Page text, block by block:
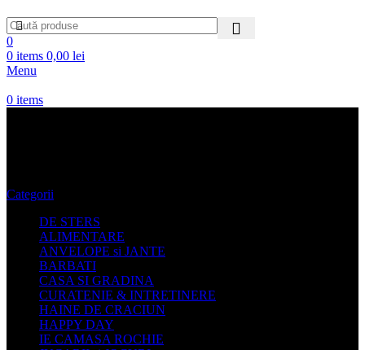
0
0 items 0,00 lei
Menu
0 items
Categorii
DE STERS
ALIMENTARE
ANVELOPE si JANTE
BARBATI
CASA SI GRADINA
CURATENIE & INTRETINERE
HAINE DE CRACIUN
HAPPY DAY
IE CAMASA ROCHIE